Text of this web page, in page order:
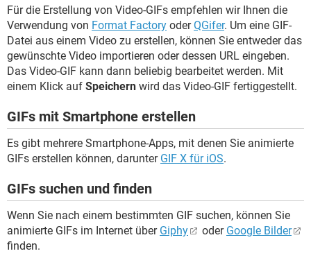
Für die Erstellung von Video-GIFs empfehlen wir Ihnen die
Verwendung von Format Factory oderQGifer. Um eine GIF-
Datei aus einem Video zu erstellen, können Sie entweder das
gewünschte Video importieren oder dessen URL eingeben.
Das Video-GIF kann dann beliebig bearbeitet werden. Mit
einem Klick auf Speichern wird das Video-GIF fertiggestellt.
GIFs mit Smartphone erstellen
Es gibt mehrere Smartphone-Apps, mit denen Sie animierte
GIFs erstellen können, darunter GIF X für iOS.
GIFs suchen und finden
Wenn Sie nach einem bestimmten GIF suchen, können Sie
animierte GIFs im Internet über Giphy oder Google Bilder
finden.